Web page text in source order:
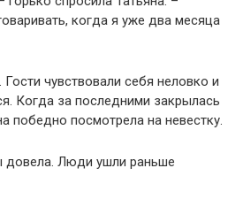
когда я уже два месяца
чувствовали себя неловко и
Когда за последними закрылась
победно посмотрела на невестку.
довела. Люди ушли раньше